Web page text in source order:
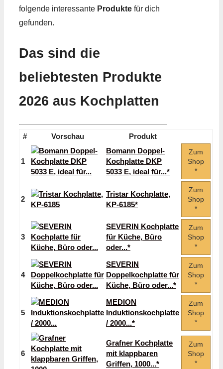
folgende interessante Produkte für dich
gefunden.
Das sind die
beliebtesten Produkte
2026 aus Kochplatten
# Vorschau Produkt
1
Bomann Doppel-
Kochplatte DKP
5033 E, ideal für...*
Zum
Shop
*
2
Tristar Kochplatte,
KP-6185*
Zum
Shop
*
3
SEVERIN Kochplatte
für Küche, Büro
oder...*
Zum
Shop
*
4
SEVERIN
Doppelkochplatte für
Küche, Büro oder...*
Zum
Shop
*
5
MEDION
Induktionskochplatte
/ 2000...*
Zum
Shop
*
6
Grafner Kochplatte
mit klappbaren
Griffen, 1000...*
Zum
Shop
*